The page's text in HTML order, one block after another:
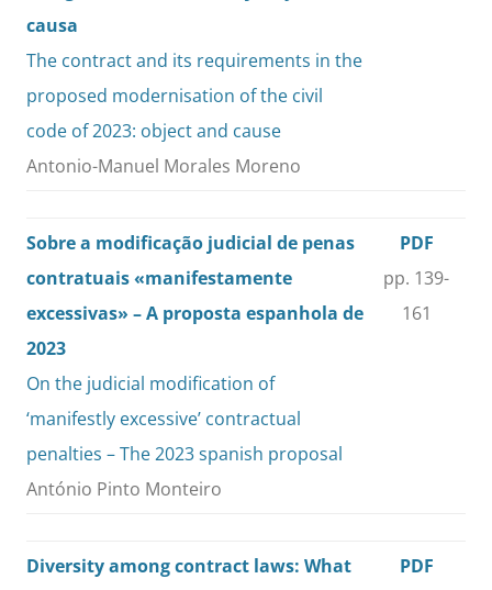
causa
The contract and its requirements in the
proposed modernisation of the civil
code of 2023: object and cause
Antonio-Manuel Morales Moreno
Sobre a modificação judicial de penas
contratuais «manifestamente
excessivas» – A proposta espanhola de
2023
On the judicial modification of
‘manifestly excessive’ contractual
penalties – The 2023 spanish proposal
António Pinto Monteiro
PDF
pp. 139-
161
Diversity among contract laws: What
PDF